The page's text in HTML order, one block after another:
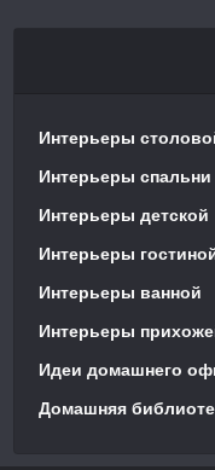
Интерьеры
Интерьеры спальни
Интерьеры детской
Интерьеры
Интерьеры ванной
Интерьеры
Идеи домашнего
Домашняя